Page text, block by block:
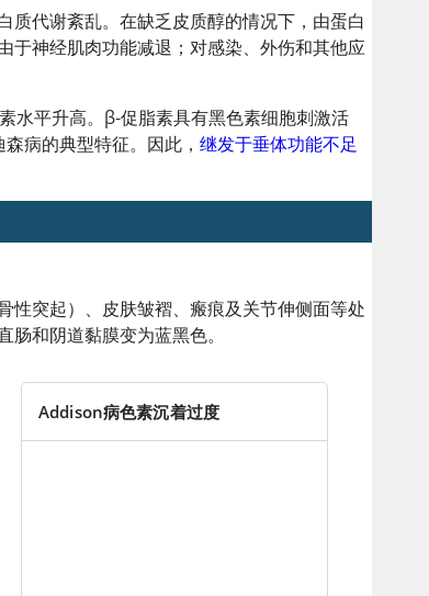
质代谢紊乱。在缺乏皮质醇的情况下，由蛋白
于神经肌肉功能减退；对感染、外伤和其他应
水平升高。β-促脂素具有黑色素细胞刺激活
病的典型特征。因此，继发于垂体功能不足
性突起）、皮肤皱褶、瘢痕及关节伸侧面等处
和阴道黏膜变为蓝黑色。
Addison病色素沉着过度